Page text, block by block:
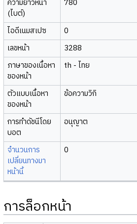
ความยาวหน้า
(ไบต์)
780
ไอดีเนมสเปซ
0
เลขหน้า
3288
ภาษาของเนื้อหา
ของหน้า
th - ไทย
ตัวแบบเนื้อหา
ของหน้า
ข้อความวิกิ
การทำดัชนีโดย
บอต
อนุญาต
จำนวนการ
เปลี่ยนทางมา
หน้านี้
0
การล็อกหน้า